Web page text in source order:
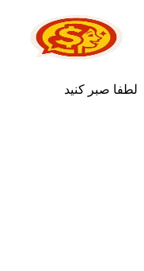
لطفا صبر کنید